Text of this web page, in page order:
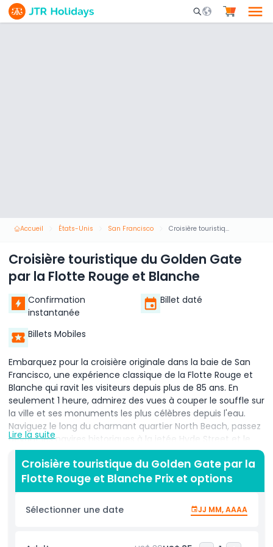
Mobile Search
Accueil États-Unis San Francisco Croisière touristique du Golden Gate par la Flotte Rouge et Blanche
Croisière touristique du Golden Gate
par la Flotte Rouge et Blanche
Confirmation
instantanée
Billet daté
Billets Mobiles
Embarquez pour la croisière originale dans la baie de San
Francisco, une expérience classique de la Flotte Rouge et
Blanche qui ravit les visiteurs depuis plus de 85 ans. En
seulement 1 heure, admirez des vues à couper le souffle sur
la ville et ses monuments les plus célèbres depuis l'eau.
Naviguez le long du charmant quartier North Beach, passez
devant les navires historiques à la jetée Hyde Street et le
Parc national maritime de San Francisco. Contemplez la
place Ghirardelli, Fort Mason, Crissy Field et le pittoresque
Presidio. Le point d'orgue de votre voyage est une traversée
inoubliable directement sous l'emblématique pont du
Golden Gate, l'endroit idéal pour des photographies
spectaculaires et des vues panoramiques. Lors de votre
Marin Headlands, glissez le long du front de mer pittoresque
Lire la suite
Croisière touristique du Golden Gate par la
Flotte Rouge et Blanche Prix et options
Sélectionner une date JJ MM, AAAA